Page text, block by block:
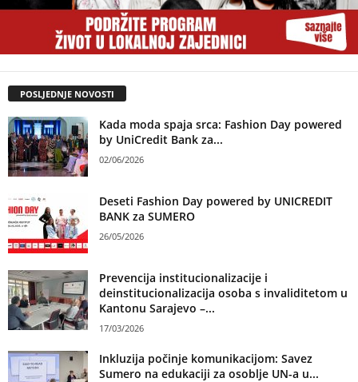
POSLJEDNJE NOVOSTI
Kada moda spaja srca: Fashion Day powered
by UniCredit Bank za...
02/06/2026
Deseti Fashion Day powered by UNICREDIT
BANK za SUMERO
26/05/2026
Prevencija institucionalizacije i
deinstitucionalizacija osoba s invaliditetom u
Kantonu Sarajevo –...
17/03/2026
Inkluzija počinje komunikacijom: Savez
Sumero na edukaciji za osoblje UN-a u...